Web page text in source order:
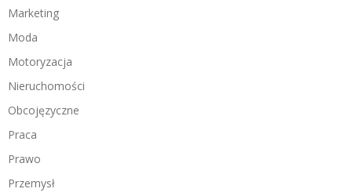
Marketing
Moda
Motoryzacja
Nieruchomości
Obcojęzyczne
Praca
Prawo
Przemysł